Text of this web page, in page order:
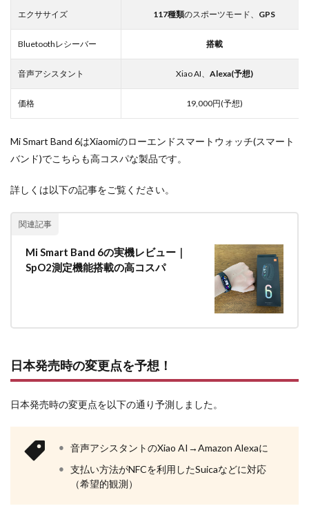
エクササイズ 117種類のスポーツモード、 GPS
Bluetoothレシーバー 搭載
音声アシスタント Xiao AI、 Alexa(予想)
価格 19,000円(予想)
Mi Smart Band 6はXiaomiのローエンドスマートウォッチ(スマート
バンド)でこちらも高コスパな製品です。
詳しくは以下の記事をご覧ください。
関連記事
Mi Smart Band 6の実機レビュー｜
SpO2測定機能搭載の高コスパ
日本発売時の変更点を予想！
日本発売時の変更点を以下の通り予測しました。
音声アシスタントのXiao AI→Amazon Alexaに
支払い方法がNFCを利用したSuicaなどに対応
（希望的観測）